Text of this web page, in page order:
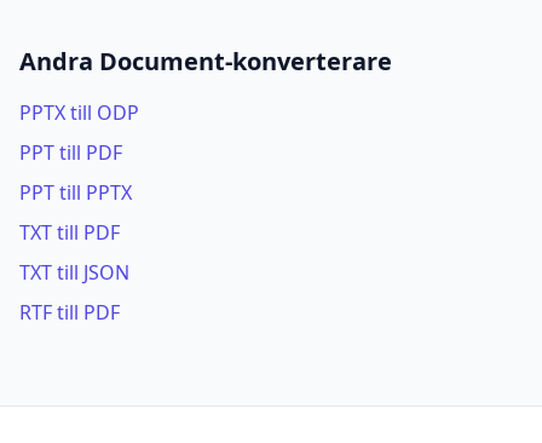
Andra Document-konverterare
PPTX till ODP
PPT till PDF
PPT till PPTX
TXT till PDF
TXT till JSON
RTF till PDF